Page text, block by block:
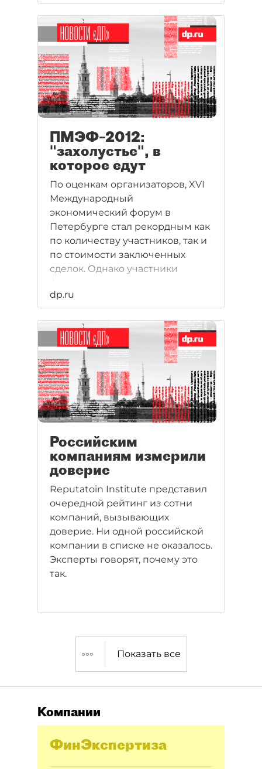
и невысокую платежную
дисциплину потребителей,
а эксперты — пандемию.
ПМЭФ–2012:
"захолустье", в
которое едут
По оценкам организаторов, XVI
Международный
экономический форум в
Петербурге стал рекордным как
по количеству участников, так и
по стоимости заключенных
сделок. Однако участники
эффективность ПМЭФ–2012
только деньгами неверно.
dp.ru
Российским
компаниям измерили
доверие
Reputatoin Institute представил
очередной рейтинг из сотни
компаний, вызывающих
доверие. Ни одной российской
компании в списке не оказалось.
Эксперты говорят, почему это
так.
Показать все
Компании
ФинЭкспертиза